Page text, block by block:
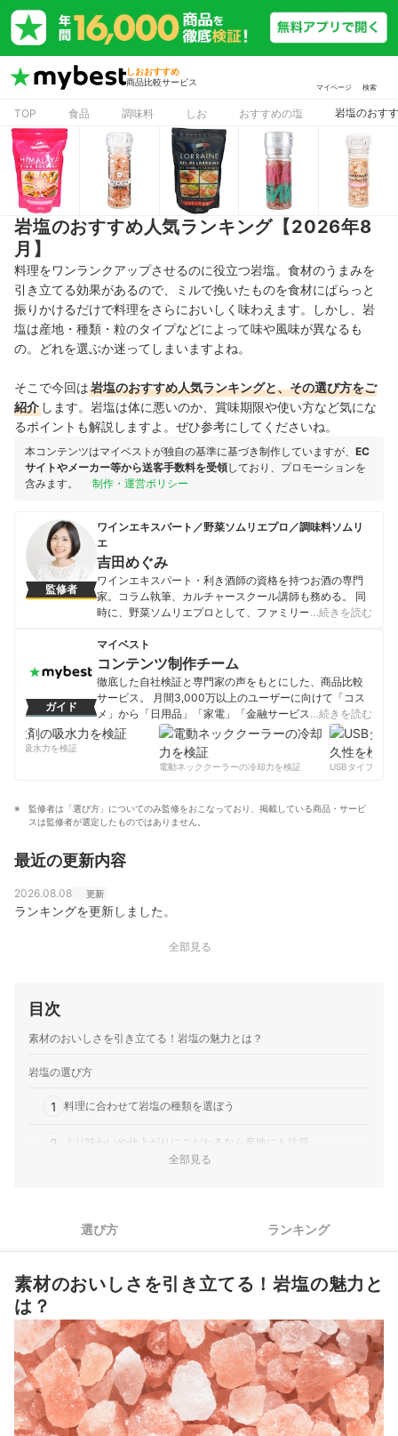
しおおすすめ
商品比較サービス
マイページ 検索
TOP 食品 調味料 しお おすすめの塩 岩塩のおす
岩塩のおすすめ人気ランキング【2026年8
月】
料理をワンランクアップさせるのに役立つ岩塩。食材のうまみを
引き立てる効果があるので、ミルで挽いたものを食材にぱらっと
振りかけるだけで料理をさらにおいしく味わえます。しかし、岩
塩は産地・種類・粒のタイプなどによって味や風味が異なるも
の。どれを選ぶか迷ってしまいますよね。
そこで今回は岩塩のおすすめ人気ランキングと、その選び方をご
紹介 します。岩塩は体に悪いのか、賞味期限や使い方など気にな
るポイントも解説しますよ。ぜひ参考にしてくださいね。
本コンテンツはマイベストが独自の基準に基づき制作していますが、 EC
サイトやメーカー等から送客手数料を受領しており、プロモーションを
含みます。
制作・運営ポリシー
監修者
ワインエキスパート／野菜ソムリエプロ／調味料ソムリ
エ
吉田めぐみ
ワインエキスパート・利き酒師の資格を持つお酒の専門
家。コラム執筆、カルチャースクール講師も務める。 同
時に、野菜ソムリエプロとして、ファミリー向けレシピ
幅広く活動中。青森野菜専門マルシェの店長を務めるほ
か、第二回野菜ソムリエアワードの特別賞も受賞してい
る。 他にも、調味料ソムリエ、ベジフルビューティーア
ドバイザー、ジュニア食育マイスター、フードコーチ、
IFAオリーブスペシャリスト、江戸東京野菜コンシェルジ
ュの資格も保有し、Twitterのフォロワーは9000人を越え
る。
吉田めぐみのプロフィール
…続きを読む
ガイド
マイベスト
コンテンツ制作チーム
徹底した自社検証と専門家の声をもとにした、商品比較
サービス。 月間3,000万以上のユーザーに向けて「コス
メ」から「日用品」「家電」「金融サービス」まで、ベ
ストな商品を選んでもらうために、毎日コンテンツを制
コンテンツ制作チームのプロフィール
…続きを読む
の吸水力を検証
電動ネッククーラーの冷却力を検証
USBタイプCケー
監修者は「選び方」についてのみ監修をおこなっており、掲載している商品・サービ
スは監修者が選定したものではありません。
最近の更新内容
2026.08.08 更新
ランキングを更新しました。
全部見る
目次
素材のおいしさを引き立てる！岩塩の魅力とは？
岩塩の選び方
1 料理に合わせて岩塩の種類を選ぼう
2 より味わいや仕上がりにこだわるなら産地にも注目
岩塩の賞味期限はない！保存方法は？
バスソルトのおすすめもチェック！
岩塩の売れ筋ランキングもチェック！
全部見る
選び方 ランキング
素材のおいしさを引き立てる！岩塩の魅力と
は？